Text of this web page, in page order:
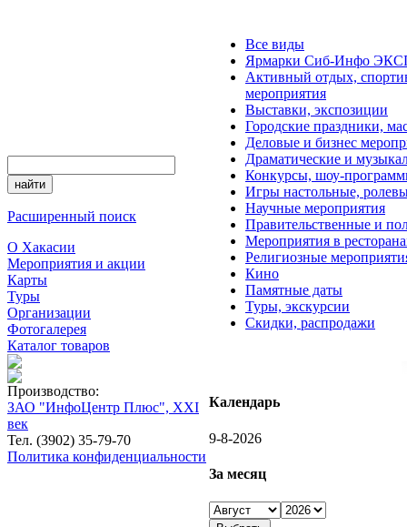
Расширенный поиск
О Хакасии
Мероприятия и акции
Карты
Туры
Организации
Фотогалерея
Каталог товаров
Производство:
ЗАО "ИнфоЦентр Плюс", XXI
век
Тел. (3902) 35-79-70
Политика конфиденциальности
Все виды
Ярмарки Сиб-Инфо
Активный отдых,
мероприятия
Выставки, экспозиции
Городские праздники,
Деловые и бизнес
Драматические и
Конкурсы, шоу-
Игры настольные,
Научные мероприятия
Правительственные и
Мероприятия в
Религиозные
Кино
Памятные даты
Туры, экскурсии
Скидки, распродажи
Календарь
9-8-2026
За месяц